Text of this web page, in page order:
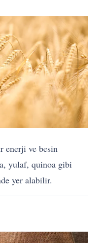
enerji ve besin
yulaf, quinoa gibi
yer alabilir.